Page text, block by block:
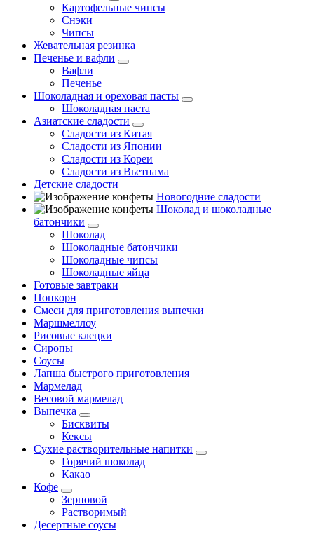
Картофельные чипсы
Снэки
Чипсы
Жевательная резинка
Печенье и вафли
Вафли
Печенье
Шоколадная и ореховая пасты
Шоколадная паста
Азиатские сладости
Сладости из Китая
Сладости из Японии
Сладости из Кореи
Сладости из Вьетнама
Детские сладости
Новогодние сладости
Шоколад и шоколадные
батончики
Шоколад
Шоколадные батончики
Шоколадные чипсы
Шоколадные яйца
Готовые завтраки
Попкорн
Смеси для приготовления выпечки
Маршмеллоу
Рисовые клецки
Сиропы
Соусы
Лапша быстрого приготовления
Мармелад
Весовой мармелад
Выпечка
Бисквиты
Кексы
Сухие растворительные напитки
Горячий шоколад
Какао
Кофе
Зерновой
Растворимый
Десертные соусы